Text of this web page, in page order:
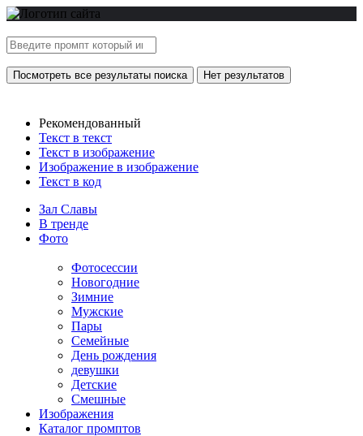
Посмотреть все результаты поиска Нет результатов
Рекомендованный
Текст в текст
Текст в изображение
Изображение в изображение
Текст в код
Зал Славы
В тренде
Фото
Фотосессии
Новогодние
Зимние
Мужские
Пары
Семейные
День рождения
девушки
Детские
Смешные
Изображения
Каталог промптов